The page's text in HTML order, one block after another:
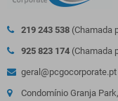
219 243 538 (Chamada
925 823 174 (Chamada
geral@pcgocorporate.pt
Condomínio Granja